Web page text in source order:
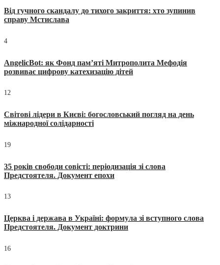
Від гучного скандалу до тихого закриття: хто зупинив
справу Мстислава
4
AngelicBot: як Фонд пам’яті Митрополита Мефодія
розвиває цифрову катехизацію дітей
12
Світові лідери в Києві: богословський погляд на день
міжнародної солідарності
19
35 років свободи совісті: періодизація зі слова
Предстоятеля. Документ епохи
13
Церква і держава в Україні: формула зі вступного слова
Предстоятеля. Документ доктрини
16